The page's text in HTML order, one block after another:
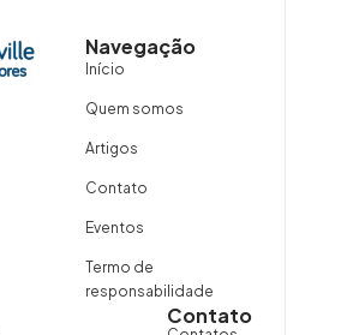
Navegação
Início
Quem somos
Artigos
Contato
Eventos
Termo de
responsabilidade
Contato